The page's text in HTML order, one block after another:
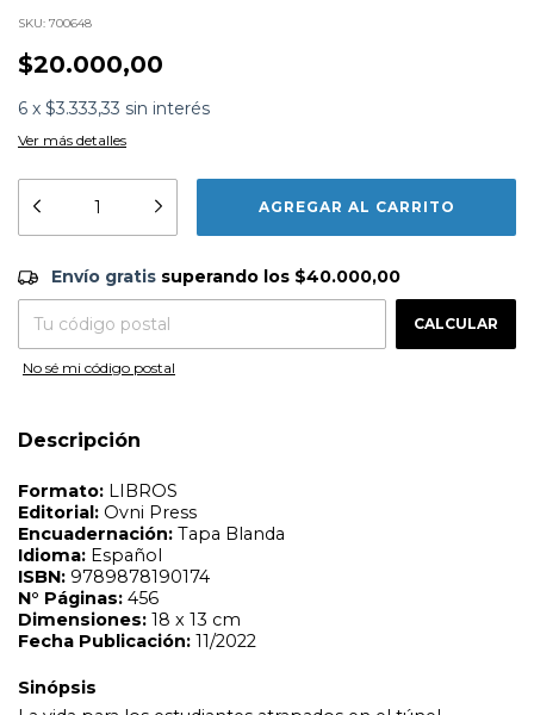
SKU: 700648
$20.000,00
6 x $3.333,33 sin interés
Ver más detalles
Envío gratis $40.000,00
Entregas para el CP: CAMBIAR CP
Envío gratis superando los $40.000,00
CALCULAR
No sé mi código postal
Descripción
Formato:
LIBROS
Editorial:Ovni Press
Idioma:
Español
ISBN:9789878190174
N°Páginas:456
Dimensiones:18 x 13 cm
Fecha Publicación:
Sinópsis
crisis acaba con sus días de pasiva supervivencia. Cuando
logran encontrar una salida. ¿En qué se convirtió el
mundo luego de la catástrofe? Y, más importante aún,
¿tienen lo que hace falta para sobrevivir en él...?